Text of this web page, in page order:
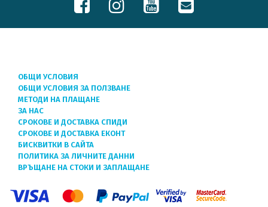
ОБЩИ УСЛОВИЯ
ОБЩИ УСЛОВИЯ ЗА ПОЛЗВАНЕ
МЕТОДИ НА ПЛАЩАНЕ
ЗА НАС
СРОКОВЕ И ДОСТАВКА СПИДИ
СРОКОВЕ И ДОСТАВКА ЕКОНТ
БИСКВИТКИ В САЙТА
ПОЛИТИКА ЗА ЛИЧНИТЕ ДАННИ
ВРЪЩАНЕ НА СТОКИ И ЗАПЛАЩАНЕ